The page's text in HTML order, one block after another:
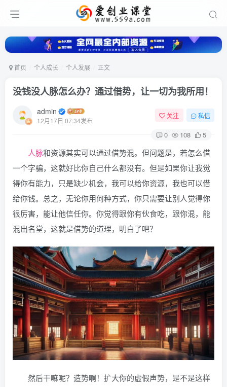
首页 个人成长 个人发展 正文
没钱没人脉怎么办？通过借势，让一切为我所用！
admin
12月17日 07:34发布
关注 私信
0 108 5
人脉和资源其实可以通过借势混。但问题是，若怎么借
一个字骗，这就好比你自己什么都没有。但是如果你让我觉
得你有能力，只是缺少机会，我可以给你资源，我也可以借
给你钱。总之，无论你用何种方式，你只需要让别人觉得你
很厉害，能让他信任你。你觉得跟你有伙食吃，跟你混，能
混出名堂，这就是借势的道理，明白了吧？
然后干嘛呢？造势啊！扩大你的虚假声势，是不是这样